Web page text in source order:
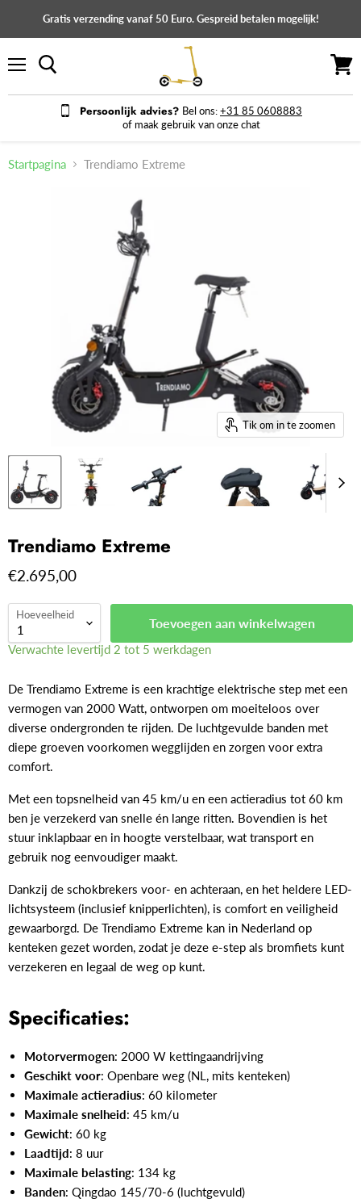
Gratis verzending vanaf 50 Euro. Gespreid betalen mogelijk!
Persoonlijk advies? Bel ons:+31 85 0608883
of maak gebruik van onze chat
Startpagina Trendiamo Extreme
Tik om in te zoomen
Trendiamo Extreme
€2.695,00
Hoeveelheid
Toevoegen aan winkelwagen
Verwachte levertijd 2 tot 5 werkdagen
De Trendiamo Extreme is een krachtige elektrische step met een
vermogen van 2000 Watt, ontworpen om moeiteloos over
diverse ondergronden te rijden. De luchtgevulde banden met
diepe groeven voorkomen wegglijden en zorgen voor extra
comfort.
Met een topsnelheid van 45 km/u en een actieradius tot 60 km
ben je verzekerd van snelle én lange ritten. Bovendien is het
stuur inklapbaar en in hoogte verstelbaar, wat transport en
gebruik nog eenvoudiger maakt.
Dankzij de schokbrekers voor- en achteraan, en het heldere LED-
lichtsysteem (inclusief knipperlichten), is comfort en veiligheid
gewaarborgd. De Trendiamo Extreme kan in Nederland op
kenteken gezet worden, zodat je deze e-step als bromfiets kunt
verzekeren en legaal de weg op kunt.
Specificaties:
Motorvermogen: 2000 W kettingaandrijving
Geschikt voor: Openbare weg (NL, mits kenteken)
Maximale actieradius: 60 kilometer
Maximale snelheid: 45 km/u
Gewicht: 60 kg
Laadtijd: 8 uur
Maximale belasting: 134 kg
Banden: Qingdao 145/70-6 (luchtgevuld)